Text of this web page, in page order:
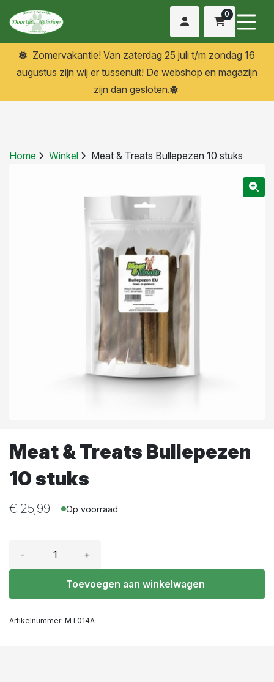
0
Zomervakantie! Van zaterdag 25 juli t/m zondag 16
augustus zijn wij er tussenuit! De webshop en magazijn
zijn dan gesloten.
Home Winkel Meat & Treats Bullepezen 10 stuks
Meat & Treats Bullepezen
10 stuks
€ 25,99 Op voorraad
- +
Toevoegen aan winkelwagen
Artikelnummer: MT014A